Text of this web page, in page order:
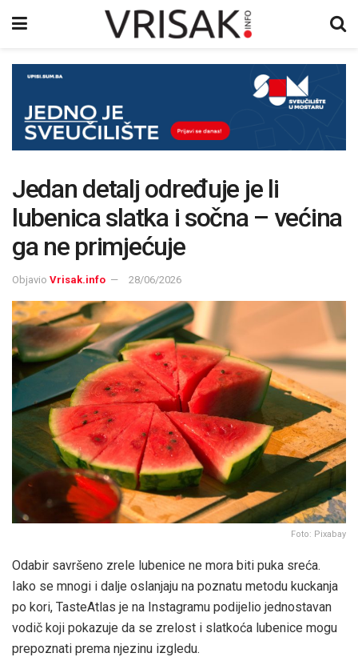
Jedan detalj određuje je li
lubenica slatka i sočna – većina
ga ne primjećuje
Objavio Vrisak.info 28/06/2026
Foto: Pixabay
Odabir savršeno zrele lubenice ne mora biti puka sreća.
Iako se mnogi i dalje oslanjaju na poznatu metodu kuckanja
po kori, TasteAtlas je na Instagramu podijelio jednostavan
vodič koji pokazuje da se zrelost i slatkoća lubenice mogu
prepoznati prema njezinu izgledu.